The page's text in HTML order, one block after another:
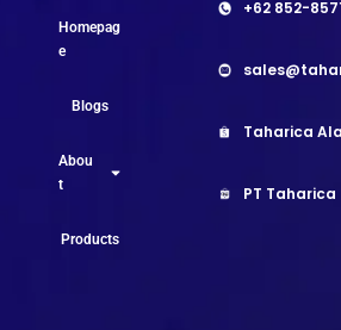
Homepag
e
Blogs
Abou
t
Products
+62 852-
Taharica
PT Taharica